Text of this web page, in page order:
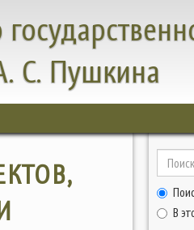
С. Пушкина
В